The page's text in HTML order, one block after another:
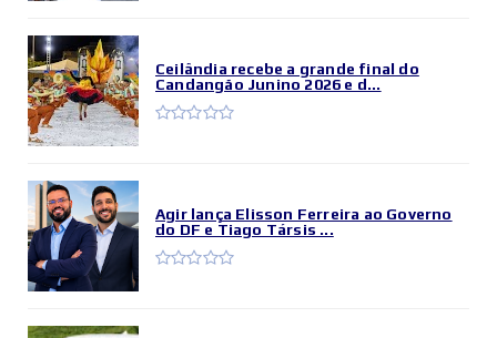
Ceilândia recebe a grande final do
Candangão Junino 2026 e d...
Agir lança Elisson Ferreira ao Governo
do DF e Tiago Társis ...